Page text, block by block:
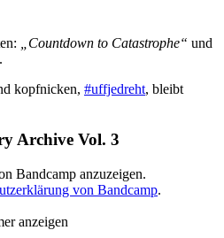
„Countdown to Catastrophe“ und
.
kopfnicken, #uffjedreht, bleibt
Archive Vol. 3
Bandcamp anzuzeigen.
von Bandcamp.
anzeigen